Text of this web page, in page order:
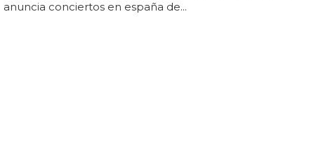
anuncia conciertos en españa de...